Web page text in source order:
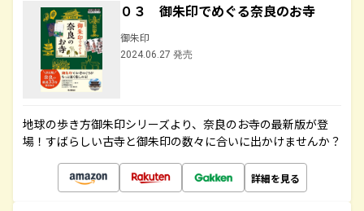
０３ 御朱印でめぐる奈良のお寺
御朱印
2024.06.27 発売
地球の歩き方御朱印シリーズより、奈良のお寺の最新版が登
場！すばらしい古寺と御朱印の数々に合いに出かけませんか？
詳細を見る